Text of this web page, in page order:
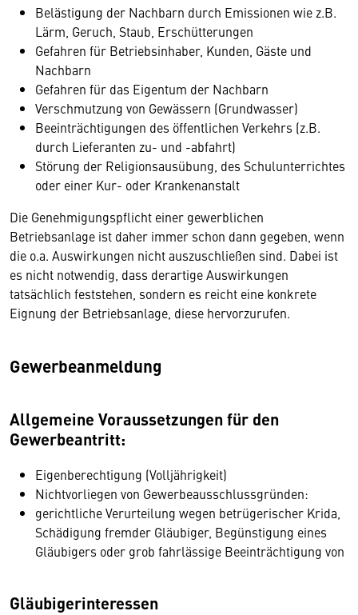
Belästigung der Nachbarn durch Emissionen wie z.B.
Lärm, Geruch, Staub, Erschütterungen
Gefahren für Betriebsinhaber, Kunden, Gäste und
Nachbarn
Gefahren für das Eigentum der Nachbarn
Verschmutzung von Gewässern (Grundwasser)
Beeinträchtigungen des öffentlichen Verkehrs (z.B.
durch Lieferanten zu- und -abfahrt)
Störung der Religionsausübung, des Schulunterrichtes
oder einer Kur- oder Krankenanstalt
Die Genehmigungspflicht einer gewerblichen
Betriebsanlage ist daher immer schon dann gegeben, wenn
die o.a. Auswirkungen nicht auszuschließen sind. Dabei ist
es nicht notwendig, dass derartige Auswirkungen
tatsächlich feststehen, sondern es reicht eine konkrete
Eignung der Betriebsanlage, diese hervorzurufen.
Gewerbeanmeldung
Allgemeine Voraussetzungen für den
Gewerbeantritt:
Eigenberechtigung (Volljährigkeit)
Nichtvorliegen von Gewerbeausschlussgründen:
gerichtliche Verurteilung wegen betrügerischer Krida,
Schädigung fremder Gläubiger, Begünstigung eines
Gläubigers oder grob fahrlässige Beeinträchtigung von
Gläubigerinteressen